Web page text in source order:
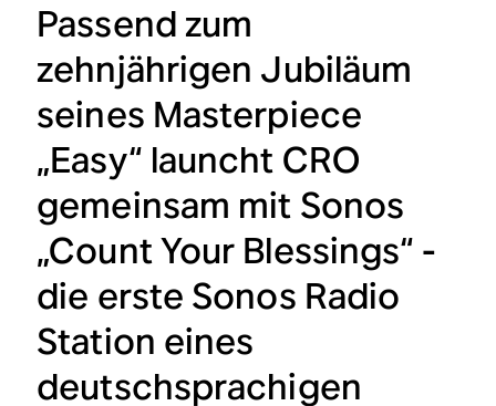
Passend zum
zehnjährigen Jubiläum
seines Masterpiece
„Easy“ launcht CRO
gemeinsam mit Sonos
„Count Your Blessings“ -
die erste Sonos Radio
Station eines
deutschsprachigen